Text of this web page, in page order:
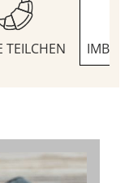
TEILCHEN